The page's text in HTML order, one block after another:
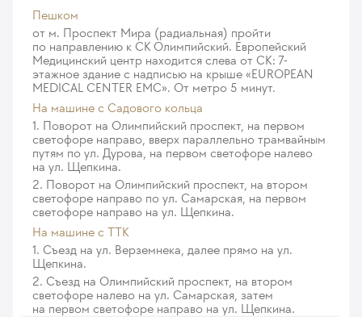
Пешком
от м. Проспект Мира (радиальная) пройти
по направлению к СК Олимпийский. Европейский
Медицинский центр находится слева от СК: 7-
этажное здание с надписью на крыше «EUROPEAN
MEDICAL CENTER EMC». От метро 5 минут.
На машине c Садового кольца
1. Поворот на Олимпийский проспект, на первом
светофоре направо, вверх параллельно трамвайным
путям по ул. Дурова, на первом светофоре налево
на ул. Щепкина.
2. Поворот на Олимпийский проспект, на втором
светофоре направо по ул. Самарская, на первом
светофоре направо на ул. Щепкина.
На машине с ТТК
1. Съезд на ул. Верземнека, далее прямо на ул.
Щепкина.
2. Съезд на Олимпийский проспект, на втором
светофоре налево на ул. Самарская, затем
на первом светофоре направо на ул. Щепкина.